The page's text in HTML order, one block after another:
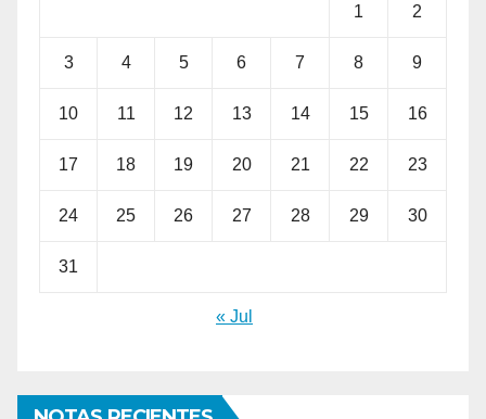
1 2
3 4 5 6 7 8 9
10 11 12 13 14 15 16
17 18 19 20 21 22 23
24 25 26 27 28 29 30
31
« Jul